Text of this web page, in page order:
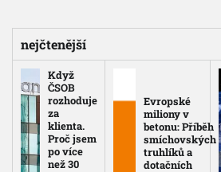
nejčtenější
Když
ČSOB
rozhoduje
za
klienta.
Proč jsem
po více
než 30
Evropské
miliony v
betonu: Příběh
smíchovských
truhlíků a
dotačních